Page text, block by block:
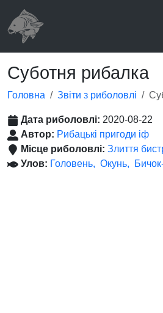
Суботня рибалка
Головна Звіти з риболовлі
Дата риболовлі: 2020-08-22
Автор: Рибацькі пригоди іф
Місце риболовлі: Злиття
Улов: Головень Окунь